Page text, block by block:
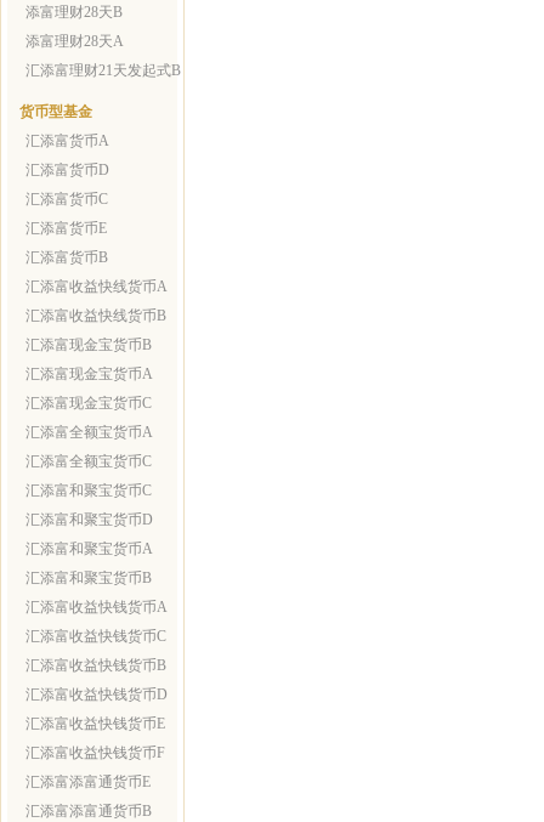
添富理财28天B
添富理财28天A
汇添富理财21天发起式B
货币型基金
汇添富货币A
汇添富货币D
汇添富货币C
汇添富货币E
汇添富货币B
汇添富收益快线货币A
汇添富收益快线货币B
汇添富现金宝货币B
汇添富现金宝货币A
汇添富现金宝货币C
汇添富全额宝货币A
汇添富全额宝货币C
汇添富和聚宝货币C
汇添富和聚宝货币D
汇添富和聚宝货币A
汇添富和聚宝货币B
汇添富收益快钱货币A
汇添富收益快钱货币C
汇添富收益快钱货币B
汇添富收益快钱货币D
汇添富收益快钱货币E
汇添富收益快钱货币F
汇添富添富通货币E
汇添富添富通货币B